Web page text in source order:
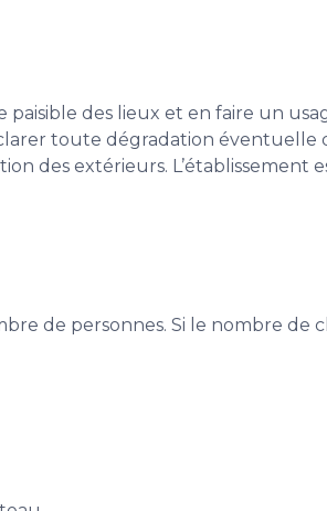
paisible des lieux et en faire un
toute dégradation
des extérieurs.
de personnes. Si le nombre de